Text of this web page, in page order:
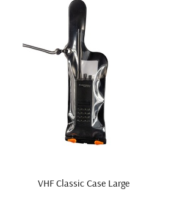
VHF Classic Case Large